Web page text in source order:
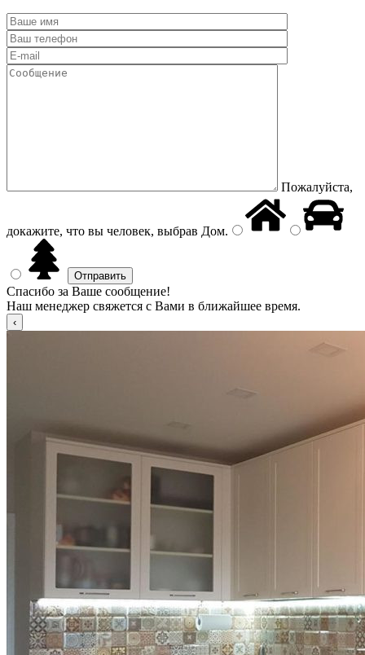
Пожалуйста,
докажите, что вы человек, выбрав Дом.
Спасибо за Ваше сообщение!
Наш менеджер свяжется с Вами в ближайшее время.